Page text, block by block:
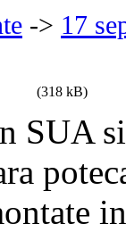
-> 17
(318 kB)
SUA